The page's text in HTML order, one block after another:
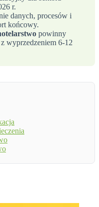
r.
danych, procesów i
końcowy.
powinny
wyprzedzeniem 6-12